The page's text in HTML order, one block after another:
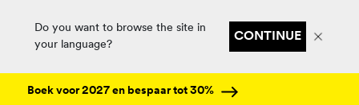
Do you want to browse the site in
your language?
CONTINUE
Boek voor 2027 en bespaar tot 30%